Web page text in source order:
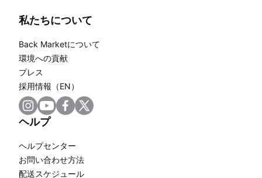
私たちについて
Back Marketについて
環境への貢献
プレス
採用情報（EN）
ヘルプ
ヘルプセンター
お問い合わせ方法
配送スケジュール